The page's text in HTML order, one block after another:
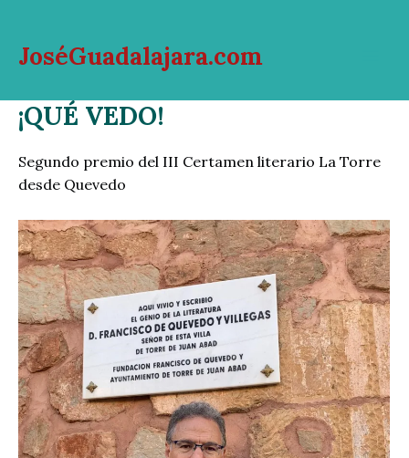
contenido
JoséGuadalajara.com
¡QUÉ VEDO!
Segundo premio del III Certamen literario La Torre
desde Quevedo